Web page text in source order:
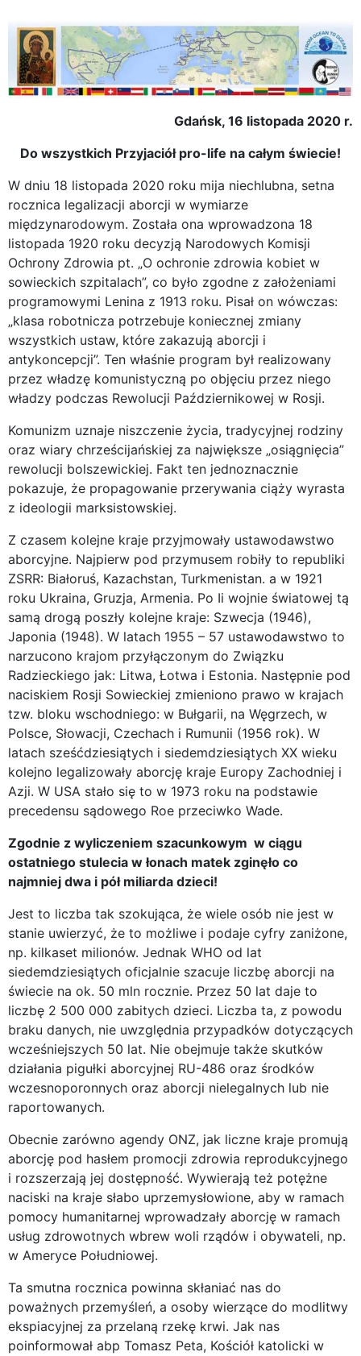
Gdańsk, 16 listopada 2020 r.
Do wszystkich Przyjaciół pro-life na całym świecie!
W dniu 18 listopada 2020 roku mija niechlubna, setna
rocznica legalizacji aborcji w wymiarze
międzynarodowym. Została ona wprowadzona 18
listopada 1920 roku decyzją Narodowych Komisji
Ochrony Zdrowia pt. „O ochronie zdrowia kobiet w
sowieckich szpitalach”, co było zgodne z założeniami
programowymi Lenina z 1913 roku. Pisał on wówczas:
„klasa robotnicza potrzebuje koniecznej zmiany
wszystkich ustaw, które zakazują aborcji i
antykoncepcji”. Ten właśnie program był realizowany
przez władzę komunistyczną po objęciu przez niego
władzy podczas Rewolucji Październikowej w Rosji.
Komunizm uznaje niszczenie życia, tradycyjnej rodziny
oraz wiary chrześcijańskiej za największe „osiągnięcia”
rewolucji bolszewickiej. Fakt ten jednoznacznie
pokazuje, że propagowanie przerywania ciąży wyrasta
z ideologii marksistowskiej.
Z czasem kolejne kraje przyjmowały ustawodawstwo
aborcyjne. Najpierw pod przymusem robiły to republiki
ZSRR: Białoruś, Kazachstan, Turkmenistan. a w 1921
roku Ukraina, Gruzja, Armenia. Po Ii wojnie światowej tą
samą drogą poszły kolejne kraje: Szwecja (1946),
Japonia (1948). W latach 1955 – 57 ustawodawstwo to
narzucono krajom przyłączonym do Związku
Radzieckiego jak: Litwa, Łotwa i Estonia. Następnie pod
naciskiem Rosji Sowieckiej zmieniono prawo w krajach
tzw. bloku wschodniego: w Bułgarii, na Węgrzech, w
Polsce, Słowacji, Czechach i Rumunii (1956 rok). W
latach sześćdziesiątych i siedemdziesiątych XX wieku
kolejno legalizowały aborcję kraje Europy Zachodniej i
Azji. W USA stało się to w 1973 roku na podstawie
precedensu sądowego Roe przeciwko Wade.
Zgodnie z wyliczeniem szacunkowym w ciągu
ostatniego stulecia w łonach matek zginęło co
najmniej dwa i pół miliarda dzieci!
Jest to liczba tak szokująca, że wiele osób nie jest w
stanie uwierzyć, że to możliwe i podaje cyfry zaniżone,
np. kilkaset milionów. Jednak WHO od lat
siedemdziesiątych oficjalnie szacuje liczbę aborcji na
świecie na ok. 50 mln rocznie. Przez 50 lat daje to
liczbę 2 500 000 zabitych dzieci. Liczba ta, z powodu
braku danych, nie uwzględnia przypadków dotyczących
wcześniejszych 50 lat. Nie obejmuje także skutków
działania pigułki aborcyjnej RU-486 oraz środków
wczesnoporonnych oraz aborcji nielegalnych lub nie
raportowanych.
Obecnie zarówno agendy ONZ, jak liczne kraje promują
aborcję pod hasłem promocji zdrowia reprodukcyjnego
i rozszerzają jej dostępność. Wywierają też potężne
naciski na kraje słabo uprzemysłowione, aby w ramach
pomocy humanitarnej wprowadzały aborcję w ramach
usług zdrowotnych wbrew woli rządów i obywateli, np.
w Ameryce Południowej.
Ta smutna rocznica powinna skłaniać nas do
poważnych przemyśleń, a osoby wierzące do modlitwy
ekspiacyjnej za przelaną rzekę krwi. Jak nas
poinformował abp Tomasz Peta, Kościół katolicki w